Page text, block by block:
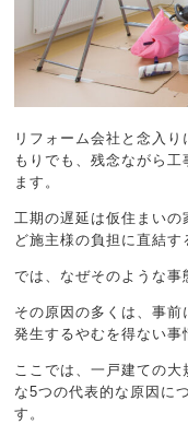
リフォーム会社と念入
もりでも、残念ながら
ます。
工期の遅延は仮住まい
ど施主様の負担に直結す
では、なぜそのような事
その原因の多くは、事
発生するやむを得ない事
ここでは、一戸建ての
な5つの代表的な原因に
す。